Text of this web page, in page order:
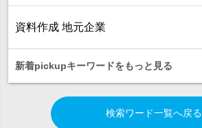
資料作成 地元企業
新着pickupキーワードをもっと見る
検索ワード一覧へ戻る